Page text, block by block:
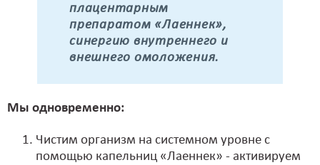
плацентарным
препаратом «Лаеннек»,
синергию внутреннего и
внешнего омоложения.
Мы одновременно:
Чистим организм на системном уровне с
помощью капельниц «Лаеннек» - активируем